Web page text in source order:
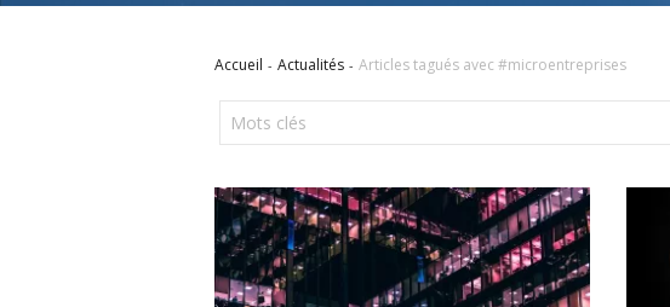
Accueil Actualités Articles tagués avec #microentreprises